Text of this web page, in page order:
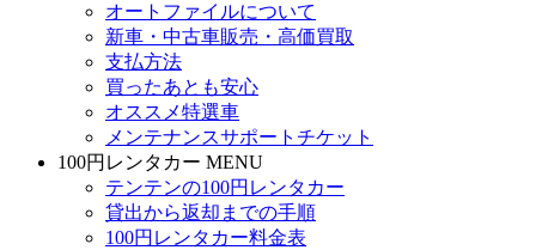
オートファイルについて
新車・中古車販売・高価買取
支払方法
買ったあとも安心
オススメ特選車
メンテナンスサポートチケット
100円レンタカー MENU
テンテンの100円レンタカー
貸出から返却までの手順
100円レンタカー料金表